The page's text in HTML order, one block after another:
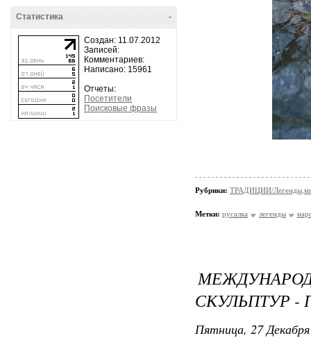
-
Статистика
Создан: 11.07.2012
Записей:
Комментариев:
Написано: 15961
Отчеты:
Посетители
Поисковые фразы
Рубрики: ТРАДИЦИИ/
Метки: русалка легенды
СКУЛЬПТУР -
Пятница, 27